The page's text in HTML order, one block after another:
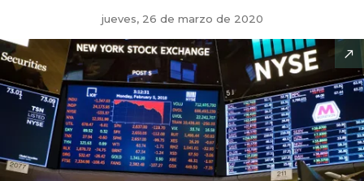
jueves, 26 de marzo de 2020